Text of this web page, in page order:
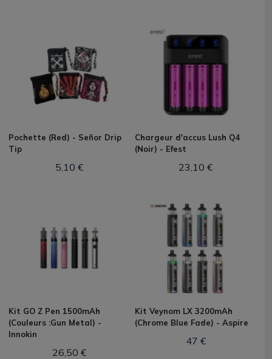
Pochette (Red) - Señor Drip
Tip
5,10 €
Chargeur d'accus Lush Q4
(Noir) - Efest
23,10 €
Kit GO Z Pen 1500mAh
(Couleurs :Gun Metal) -
Innokin
26,50 €
Kit Veynom LX 3200mAh
(Chrome Blue Fade) - Aspire
47 €